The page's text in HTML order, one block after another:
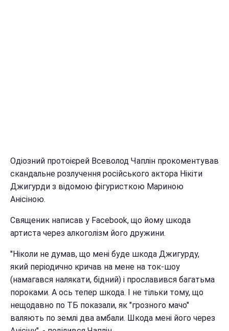
Одіозний протоієрей Всеволод Чаплін прокоментував
скандальне розлучення російського актора Нікіти
Джигурди з відомою фігуристкою Мариною
Анісіною.
Священик написав у Facebook, що йому шкода
артиста через алкоголізм його дружини.
"Ніколи не думав, що мені буде шкода Джигурду,
який періодично кричав на мене на ток-шоу
(намагався налякати, бідний) і прославився багатьма
пороками. А ось тепер шкода. І не тільки тому, що
нещодавно по ТБ показали, як "грозного мачо"
валяють по землі два амбали. Шкода мені його через